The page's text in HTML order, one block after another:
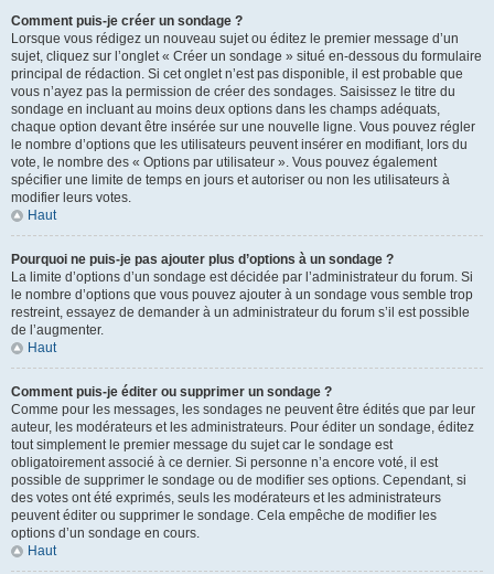
Comment puis-je créer un sondage ?
Lorsque vous rédigez un nouveau sujet ou éditez le premier message d’un
sujet, cliquez sur l’onglet « Créer un sondage » situé en-dessous du formulaire
principal de rédaction. Si cet onglet n’est pas disponible, il est probable que
vous n’ayez pas la permission de créer des sondages. Saisissez le titre du
sondage en incluant au moins deux options dans les champs adéquats,
chaque option devant être insérée sur une nouvelle ligne. Vous pouvez régler
le nombre d’options que les utilisateurs peuvent insérer en modifiant, lors du
vote, le nombre des « Options par utilisateur ». Vous pouvez également
spécifier une limite de temps en jours et autoriser ou non les utilisateurs à
modifier leurs votes.
Haut
Pourquoi ne puis-je pas ajouter plus d’options à un sondage ?
La limite d’options d’un sondage est décidée par l’administrateur du forum. Si
le nombre d’options que vous pouvez ajouter à un sondage vous semble trop
restreint, essayez de demander à un administrateur du forum s’il est possible
de l’augmenter.
Haut
Comment puis-je éditer ou supprimer un sondage ?
Comme pour les messages, les sondages ne peuvent être édités que par leur
auteur, les modérateurs et les administrateurs. Pour éditer un sondage, éditez
tout simplement le premier message du sujet car le sondage est
obligatoirement associé à ce dernier. Si personne n’a encore voté, il est
possible de supprimer le sondage ou de modifier ses options. Cependant, si
des votes ont été exprimés, seuls les modérateurs et les administrateurs
peuvent éditer ou supprimer le sondage. Cela empêche de modifier les
options d’un sondage en cours.
Haut